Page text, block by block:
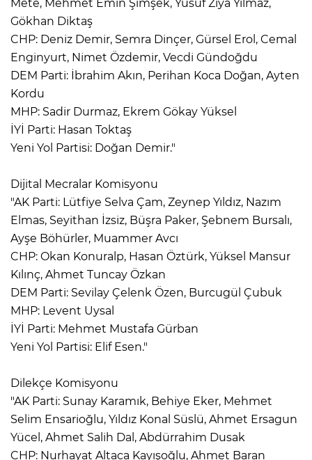
Mete, Mehmet Emin Şimşek, Yusuf Ziya Yılmaz,
Gökhan Diktaş
CHP: Deniz Demir, Semra Dinçer, Gürsel Erol, Cemal
Enginyurt, Nimet Özdemir, Vecdi Gündoğdu
DEM Parti: İbrahim Akın, Perihan Koca Doğan, Ayten
Kordu
MHP: Sadir Durmaz, Ekrem Gökay Yüksel
İYİ Parti: Hasan Toktaş
Yeni Yol Partisi: Doğan Demir."
Dijital Mecralar Komisyonu
"AK Parti: Lütfiye Selva Çam, Zeynep Yıldız, Nazım
Elmas, Seyithan İzsiz, Büşra Paker, Şebnem Bursalı,
Ayşe Böhürler, Muammer Avcı
CHP: Okan Konuralp, Hasan Öztürk, Yüksel Mansur
Kılınç, Ahmet Tuncay Özkan
DEM Parti: Sevilay Çelenk Özen, Burcugül Çubuk
MHP: Levent Uysal
İYİ Parti: Mehmet Mustafa Gürban
Yeni Yol Partisi: Elif Esen."
Dilekçe Komisyonu
"AK Parti: Sunay Karamık, Behiye Eker, Mehmet
Selim Ensarioğlu, Yıldız Konal Süslü, Ahmet Ersagun
Yücel, Ahmet Salih Dal, Abdürrahim Dusak
CHP: Nurhayat Altaca Kayışoğlu, Ahmet Baran